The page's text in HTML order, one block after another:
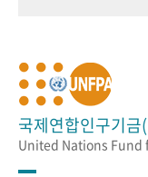
국제연합인구기금
United Nations